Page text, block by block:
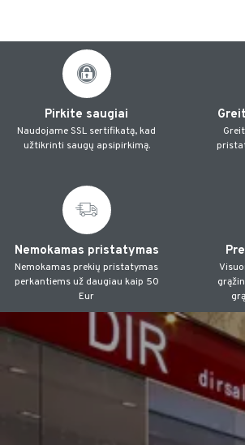
Pirkite saugiai
Naudojame SSL sertifikatą, kad
užtikrinti saugų apsipirkimą.
Nemokamas pristatymas
Nemokamas prekių pristatymas
perkantiems už daugiau kaip 50
Eur